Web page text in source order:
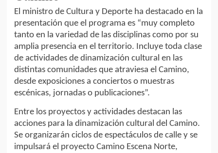
El ministro de Cultura y Deporte ha destacado en la
presentación que el programa es “muy completo
tanto en la variedad de las disciplinas como por su
amplia presencia en el territorio. Incluye toda clase
de actividades de dinamización cultural en las
distintas comunidades que atraviesa el Camino,
desde exposiciones a conciertos o muestras
escénicas, jornadas o publicaciones”.
Entre los proyectos y actividades destacan las
acciones para la dinamización cultural del Camino.
Se organizarán ciclos de espectáculos de calle y se
impulsará el proyecto Camino Escena Norte,